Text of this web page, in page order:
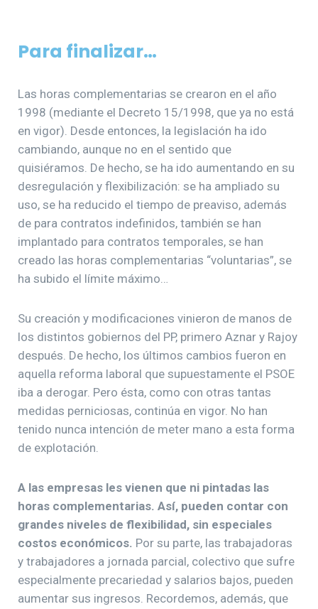
Para finalizar…
Las horas complementarias se crearon en el año
1998 (mediante el Decreto 15/1998, que ya no está
en vigor). Desde entonces, la legislación ha ido
cambiando, aunque no en el sentido que
quisiéramos. De hecho, se ha ido aumentando en su
desregulación y flexibilización: se ha ampliado su
uso, se ha reducido el tiempo de preaviso, además
de para contratos indefinidos, también se han
implantado para contratos temporales, se han
creado las horas complementarias “voluntarias”, se
ha subido el límite máximo…
Su creación y modificaciones vinieron de manos de
los distintos gobiernos del PP, primero Aznar y Rajoy
después. De hecho, los últimos cambios fueron en
aquella reforma laboral que supuestamente el PSOE
iba a derogar. Pero ésta, como con otras tantas
medidas perniciosas, continúa en vigor. No han
tenido nunca intención de meter mano a esta forma
de explotación.
A las empresas les vienen que ni pintadas las
horas complementarias. Así, pueden contar con
grandes niveles de flexibilidad, sin especiales
costos económicos. Por su parte, las trabajadoras
y trabajadores a jornada parcial, colectivo que sufre
especialmente precariedad y salarios bajos, pueden
aumentar sus ingresos. Recordemos, además, que